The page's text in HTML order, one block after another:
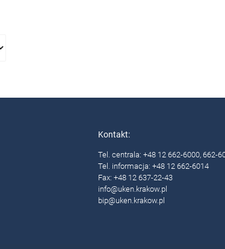
Kontakt:
Tel. centrala: +48 12 662-6000, 662-
Tel. informacja: +48 12 662-6014
Fax: +48 12 637-22-43
info@uken.krakow.pl
bip@uken.krakow.pl